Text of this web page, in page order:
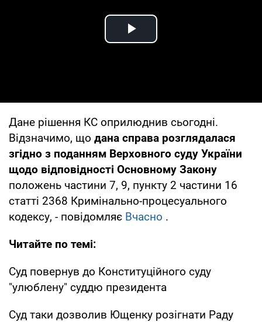
Play Video
Дане рішення КС оприлюднив сьогодні.
Відзначимо, що дана справа розглядалася
згідно з поданням Верховного суду України
щодо відповідності Основному Закону
положень частини 7, 9, пункту 2 частини 16
статті 2368 Кримінально-процесуального
кодексу, - повідомляє Вчасно .
Читайте по темі:
Суд повернув до Конституційного суду
"улюблену" суддю президента
Суд таки дозволив Ющенку розігнати Раду